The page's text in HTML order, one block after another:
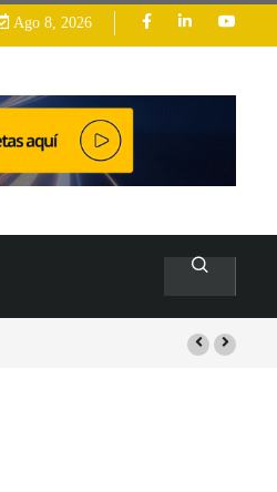
Ago 8, 2026